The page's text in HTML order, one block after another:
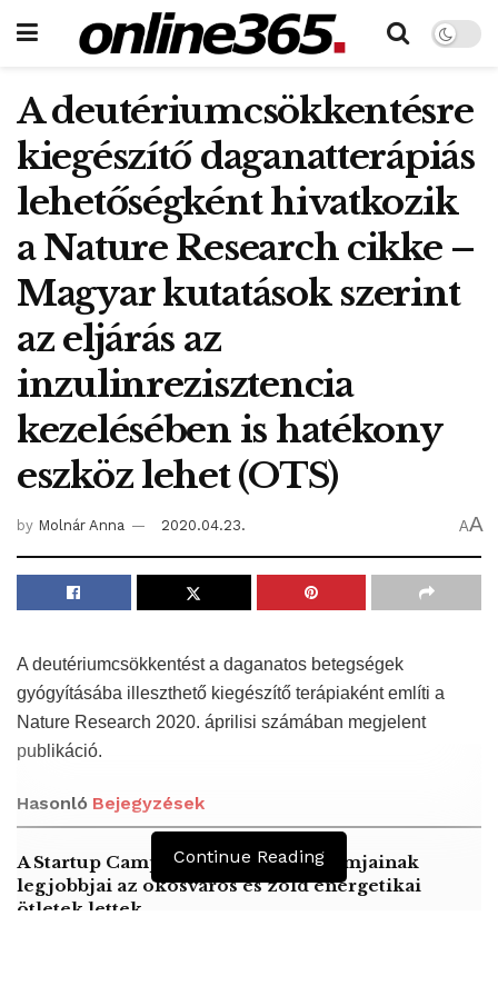
A deutériumcsökkentésre
kiegészítő daganatterápiás
lehetőségként hivatkozik
a Nature Research cikke –
Magyar kutatások szerint
az eljárás az
inzulinrezisztencia
kezelésében is hatékony
eszköz lehet (OTS)
by Molnár Anna 2020.04.23. AA
A deutériumcsökkentést a daganatos betegségek
gyógyításába illeszthető kiegészítő terápiaként említi a
Nature Research 2020. áprilisi számában megjelent
publikáció.
Hasonló Bejegyzések
A Startup Campus egyetemi programjainak
legjobbjai az okosváros és zöld energetikai
ötletek lettek
Continue Reading